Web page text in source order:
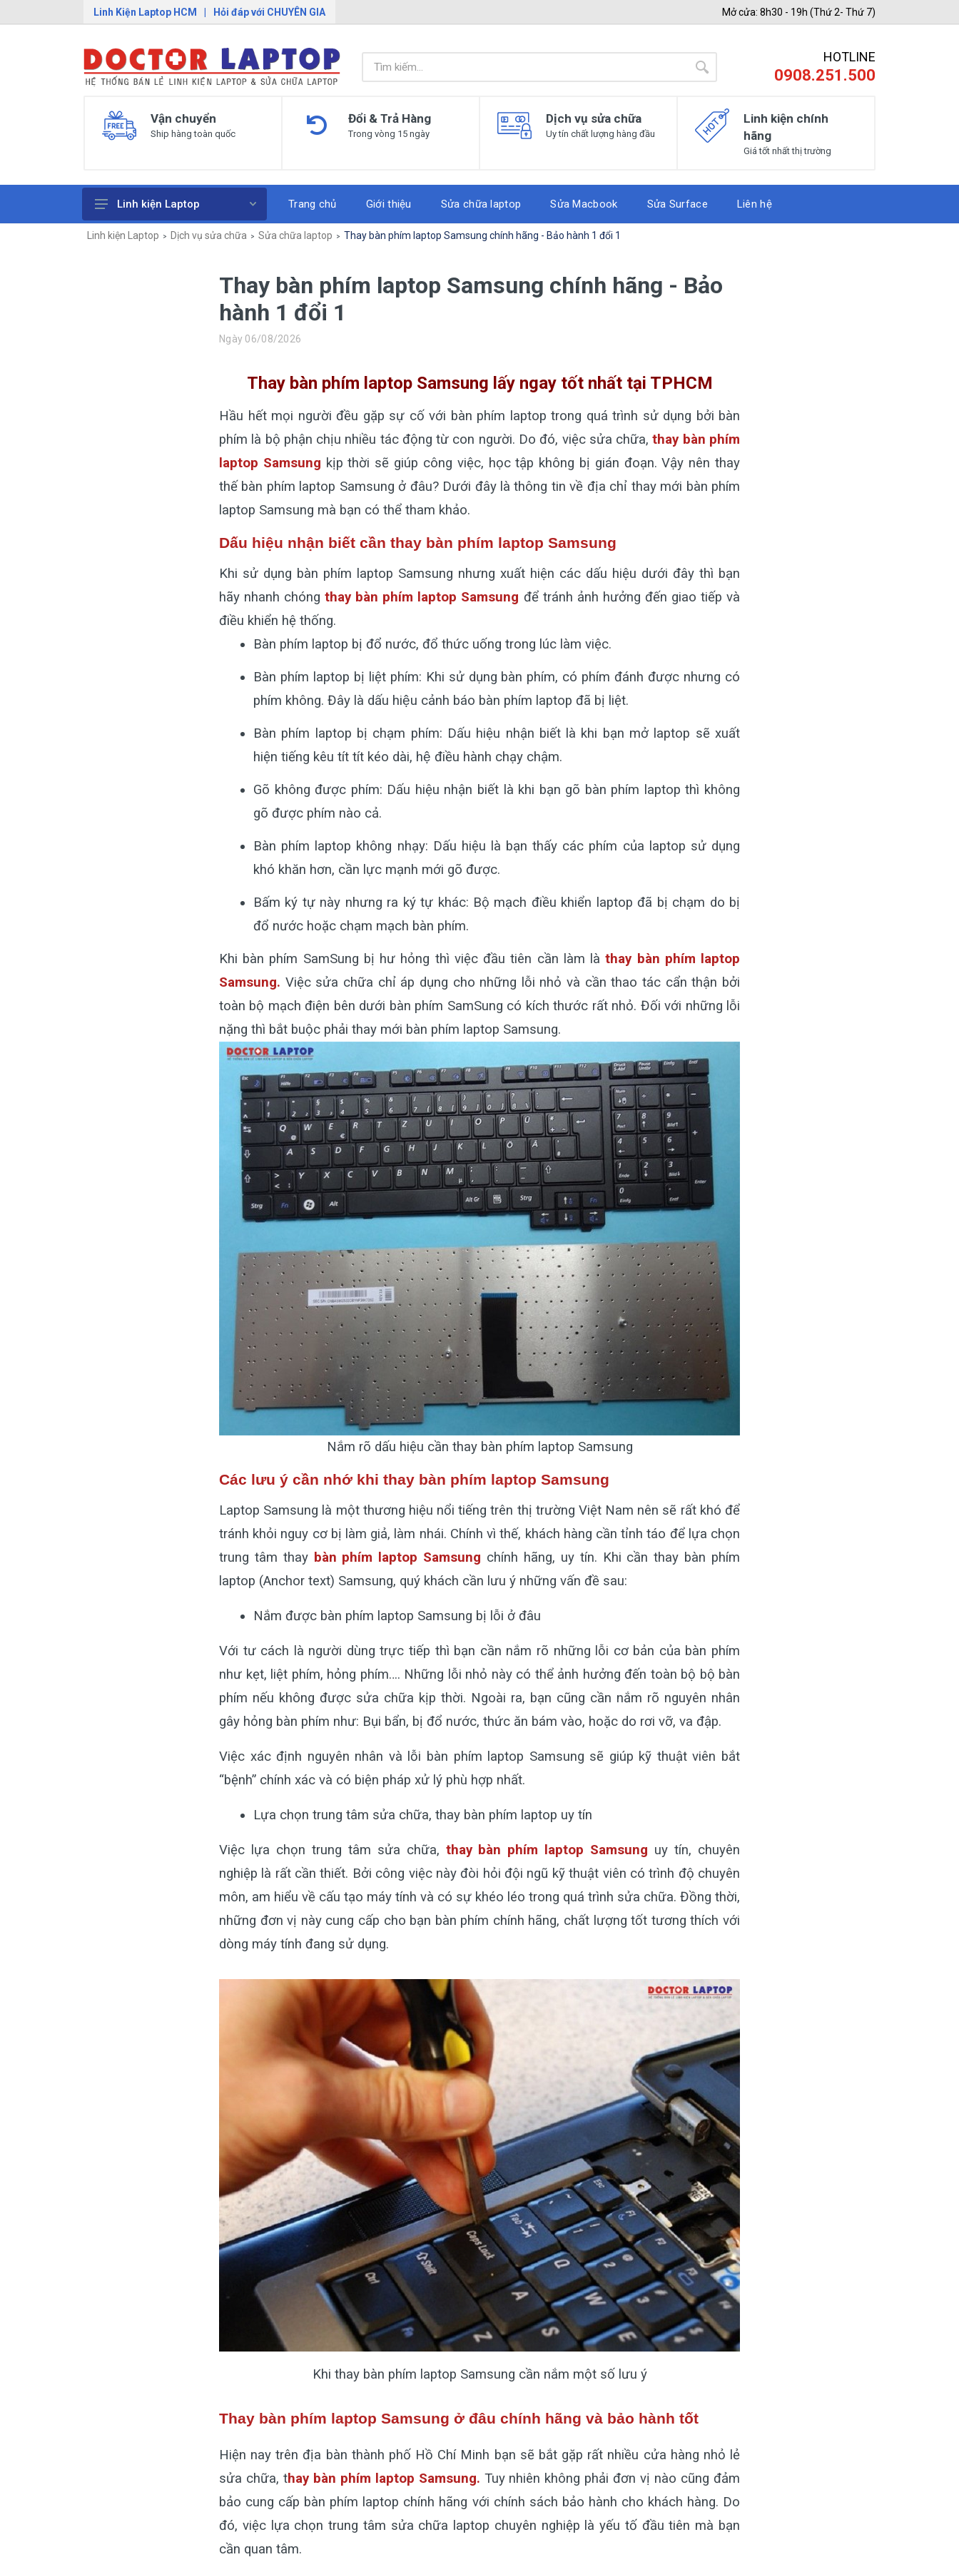
Linh Kiện Laptop HCM | Hỏi đáp với CHUYÊN GIA Mở cửa: 8h30 - 19h (Thứ 2- Thứ 7)
HOTLINE
0908.251.500
Vận chuyển
Ship hàng toàn quốc
Đổi & Trả Hàng
Trong vòng 15 ngày
Dịch vụ sửa chữa
Uy tín chất lượng hàng đầu
Linh kiện chính
hãng
Giá tốt nhất thị trường
Pin Laptop
Dịch vụ thay pin Surface chính
Linh kiện Laptop Trang chủ Giới thiệu Sửa chữa laptop Sửa Macbook Sửa Surface Liên hệ
Linh kiện Laptop Dịch vụ sửa chữa Sửa chữa laptop Thay bàn phím laptop Samsung chính hãng - Bảo hành 1 đổi 1
Thay bàn phím laptop Samsung chính hãng - Bảo
hành 1 đổi 1
Ngày 06/08/2026
Thay bàn phím laptop Samsung lấy ngay tốt nhất tại TPHCM
Hầu hết mọi người đều gặp sự cố với bàn phím laptop trong quá trình sử dụng bởi bàn
phím là bộ phận chịu nhiều tác động từ con người. Do đó, việc sửa chữa,thay bàn phím
laptop Samsung kịp thời sẽ giúp công việc, học tập không bị gián đoạn. Vậy nên thay
thế bàn phím laptop Samsung ở đâu? Dưới đây là thông tin về địa chỉ thay mới bàn phím
laptop Samsung mà bạn có thể tham khảo.
Dấu hiệu nhận biết cần thay bàn phím laptop Samsung
Khi sử dụng bàn phím laptop Samsung nhưng xuất hiện các dấu hiệu dưới đây thì bạn
hãy nhanh chóngthay bàn phím laptop Samsung để tránh ảnh hưởng đến giao tiếp và
điều khiển hệ thống.
Bàn phím laptop bị đổ nước, đổ thức uống trong lúc làm việc.
Bàn phím laptop bị liệt phím: Khi sử dụng bàn phím, có phím đánh được nhưng có
phím không. Đây là dấu hiệu cảnh báo bàn phím laptop đã bị liệt.
Bàn phím laptop bị chạm phím: Dấu hiệu nhận biết là khi bạn mở laptop sẽ xuất
hiện tiếng kêu tít tít kéo dài, hệ điều hành chạy chậm.
Gõ không được phím: Dấu hiệu nhận biết là khi bạn gõ bàn phím laptop thì không
gõ được phím nào cả.
Bàn phím laptop không nhạy: Dấu hiệu là bạn thấy các phím của laptop sử dụng
khó khăn hơn, cần lực mạnh mới gõ được.
Bấm ký tự này nhưng ra ký tự khác: Bộ mạch điều khiển laptop đã bị chạm do bị
đổ nước hoặc chạm mạch bàn phím.
Khi bàn phím SamSung bị hư hỏng thì việc đầu tiên cần làm làthay bàn phím laptop
Samsung. Việc sửa chữa chỉ áp dụng cho những lỗi nhỏ và cần thao tác cẩn thận bởi
toàn bộ mạch điện bên dưới bàn phím SamSung có kích thước rất nhỏ. Đối với những lỗi
nặng thì bắt buộc phải thay mới bàn phím laptop Samsung.
Nắm rõ dấu hiệu cần thay bàn phím laptop Samsung
Các lưu ý cần nhớ khi thay bàn phím laptop Samsung
Laptop Samsung là một thương hiệu nổi tiếng trên thị trường Việt Nam nên sẽ rất khó để
tránh khỏi nguy cơ bị làm giả, làm nhái. Chính vì thế, khách hàng cần tỉnh táo để lựa chọn
trung tâm thay bàn phím laptop Samsung chính hãng, uy tín. Khi cần thay bàn phím
laptop (Anchor text) Samsung, quý khách cần lưu ý những vấn đề sau:
Nắm được bàn phím laptop Samsung bị lỗi ở đâu
Với tư cách là người dùng trực tiếp thì bạn cần nắm rõ những lỗi cơ bản của bàn phím
như kẹt, liệt phím, hỏng phím…. Những lỗi nhỏ này có thể ảnh hưởng đến toàn bộ bộ bàn
phím nếu không được sửa chữa kịp thời. Ngoài ra, bạn cũng cần nắm rõ nguyên nhân
gây hỏng bàn phím như: Bụi bẩn, bị đổ nước, thức ăn bám vào, hoặc do rơi vỡ, va đập.
Việc xác định nguyên nhân và lỗi bàn phím laptop Samsung sẽ giúp kỹ thuật viên bắt
“bệnh” chính xác và có biện pháp xử lý phù hợp nhất.
Lựa chọn trung tâm sửa chữa, thay bàn phím laptop uy tín
Việc lựa chọn trung tâm sửa chữa, thay bàn phím laptop Samsung uy tín, chuyên
nghiệp là rất cần thiết. Bởi công việc này đòi hỏi đội ngũ kỹ thuật viên có trình độ chuyên
môn, am hiểu về cấu tạo máy tính và có sự khéo léo trong quá trình sửa chữa. Đồng thời,
những đơn vị này cung cấp cho bạn bàn phím chính hãng, chất lượng tốt tương thích với
dòng máy tính đang sử dụng.
Khi thay bàn phím laptop Samsung cần nắm một số lưu ý
Thay bàn phím laptop Samsung ở đâu chính hãng và bảo hành tốt
Hiện nay trên địa bàn thành phố Hồ Chí Minh bạn sẽ bắt gặp rất nhiều cửa hàng nhỏ lẻ
sửa chữa, thay bàn phím laptop Samsung. Tuy nhiên không phải đơn vị nào cũng đảm
bảo cung cấp bàn phím laptop chính hãng với chính sách bảo hành cho khách hàng. Do
đó, việc lựa chọn trung tâm sửa chữa laptop chuyên nghiệp là yếu tố đầu tiên mà bạn
cần quan tâm.